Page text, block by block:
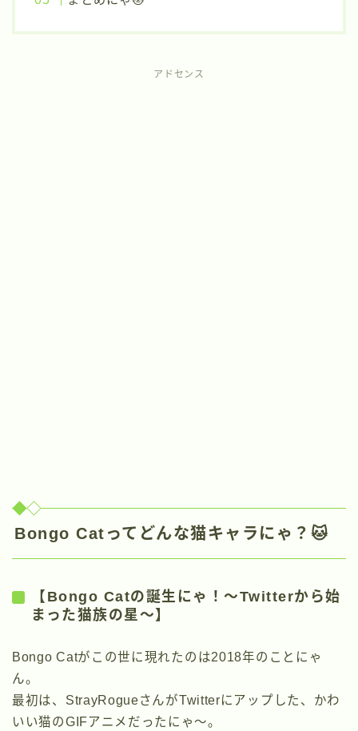
アドセンス
Bongo Catってどんな猫キャラにゃ？🐱
【Bongo Catの誕生にゃ！〜Twitterから始
まった猫族の星〜】
Bongo Catがこの世に現れたのは2018年のことにゃ
ん。
最初は、StrayRogueさんがTwitterにアップした、かわ
いい猫のGIFアニメだったにゃ〜。